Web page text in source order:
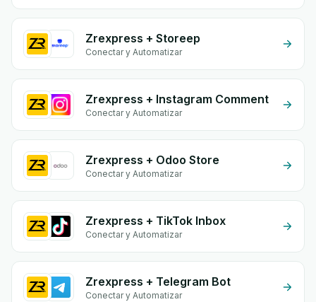
Zrexpress + Storeep
Conectar y Automatizar
Zrexpress + Instagram Comment
Conectar y Automatizar
Zrexpress + Odoo Store
Conectar y Automatizar
Zrexpress + TikTok Inbox
Conectar y Automatizar
Zrexpress + Telegram Bot
Conectar y Automatizar